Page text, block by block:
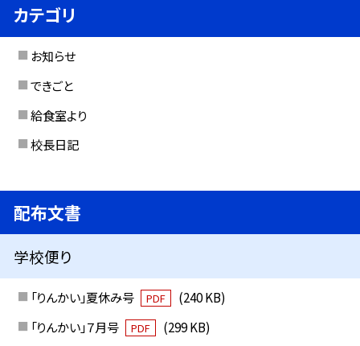
カテゴリ
お知らせ
できごと
給食室より
校長日記
配布文書
学校便り
「りんかい」夏休み号 PDF
(240 KB)
「りんかい」７月号
PDF
(299 KB)